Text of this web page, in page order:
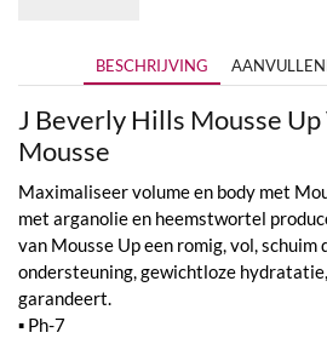
BESCHRIJVING
J Beverly Hills Mousse
Mousse
Maximaliseer volume en body met
met arganolie en heemstwortel
van Mousse Up een romig, vol, schuim
ondersteuning, gewichtloze
garandeert.
▪ Ph-7